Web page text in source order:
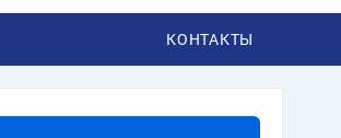
КОНТАКТЫ